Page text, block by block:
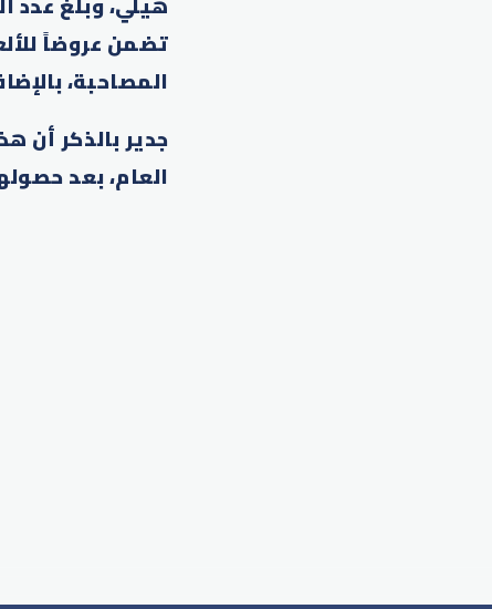
تضمن عروضاً
المصاحبة،
جدير بالذكر أن
العام، بعد